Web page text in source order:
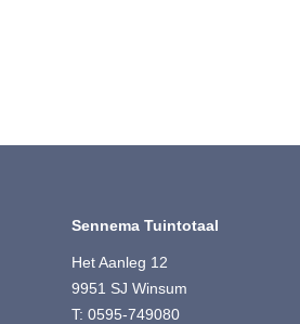
Sennema Tuintotaal
Het Aanleg 12
9951 SJ Winsum
T: 0595-749080